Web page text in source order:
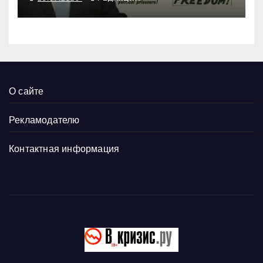
О сайте
Рекламодателю
Контактная информация